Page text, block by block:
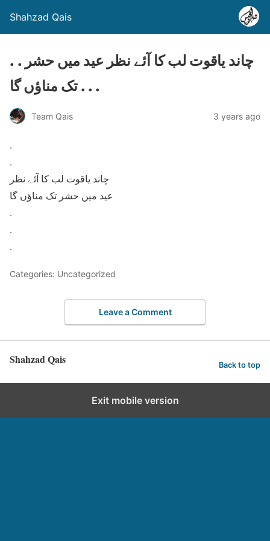
Shahzad Qais
. . چاند یاقوت لب کا آئے نظر عید میں حشر
تک مناؤں گا . . .
Team Qais 3 years ago
.
.
چاند یاقوت لب کا آئے نظر
عید میں حشر تک مناؤں گا
.
.
.
Categories: Uncategorized
Leave a Comment
Shahzad Qais Back to top
Exit mobile version